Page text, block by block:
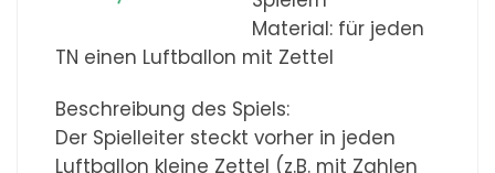
Material: für jeden
TN einen Luftballon mit Zettel
Beschreibung des Spiels:
Der Spielleiter steckt vorher in jeden
Luftballon kleine Zettel (z.B. mit Zahlen